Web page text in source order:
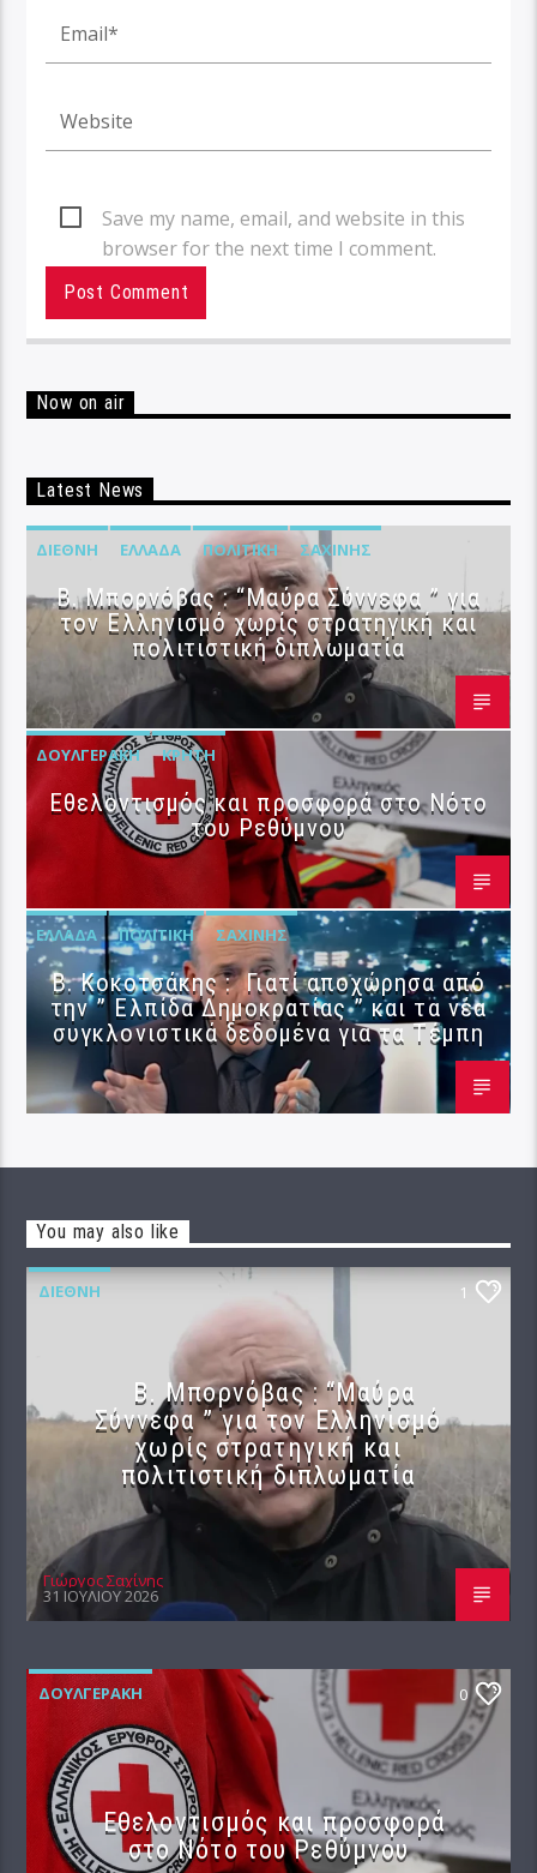
Save my name, email, and website in this
browser for the next time I comment.
Now on air
Latest News
ΔΙΕΘΝΉ ΕΛΛΆΔΑ ΠΟΛΙΤΙΚΉ ΣΑΧΊΝΗΣ
B. Μπορνόβας : “Μαύρα Σύννεφα ” για
τον Ελληνισμό χωρίς στρατηγική και
πολιτιστική διπλωματία
ΔΟΥΛΓΕΡΆΚΗ ΚΡΉΤΗ
Εθελοντισμός και προσφορά στο Νότο
του Ρεθύμνου
ΕΛΛΆΔΑ ΠΟΛΙΤΙΚΉ ΣΑΧΊΝΗΣ
Β. Κοκοτσάκης : Γιατί αποχώρησα από
την ” Ελπίδα Δημοκρατίας ” και τα νέα
συγκλονιστικά δεδομένα για τα Τέμπη
You may also like
ΔΙΕΘΝΉ 1
B. Μπορνόβας : “Μαύρα
Σύννεφα ” για τον Ελληνισμό
χωρίς στρατηγική και
πολιτιστική διπλωματία
Γιώργος Σαχίνης
31 ΙΟΥΛΊΟΥ 2026
ΔΟΥΛΓΕΡΆΚΗ 0
Εθελοντισμός και προσφορά
στο Νότο του Ρεθύμνου